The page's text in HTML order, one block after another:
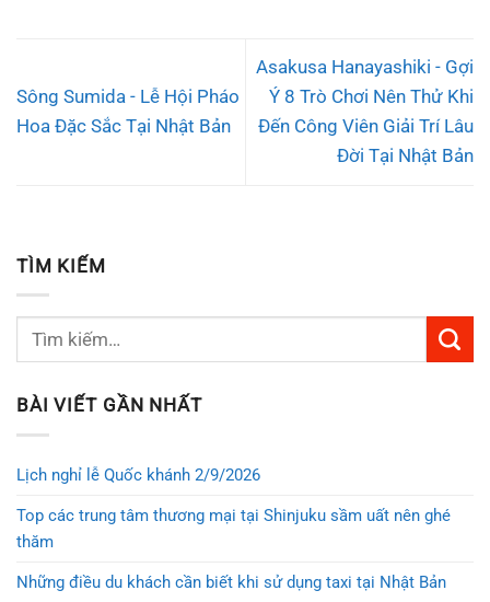
Sông Sumida - Lễ Hội Pháo
Hoa Đặc Sắc Tại Nhật Bản
Asakusa Hanayashiki - Gợi
Ý 8 Trò Chơi Nên Thử Khi
Đến Công Viên Giải Trí Lâu
Đời Tại Nhật Bản
TÌM KIẾM
BÀI VIẾT GẦN NHẤT
Lịch nghỉ lễ Quốc khánh 2/9/2026
Top các trung tâm thương mại tại Shinjuku sầm uất nên ghé
thăm
Những điều du khách cần biết khi sử dụng taxi tại Nhật Bản